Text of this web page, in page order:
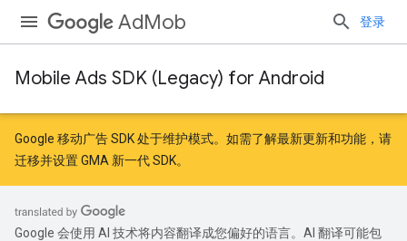
AdMob 登录
Mobile Ads SDK (Legacy) for Android
Google 移动广告 SDK 处于维护模式。如需了解最新更新和功能，请
迁移并设置 GMA 新一代 SDK。
Google 会使用 AI 技术将内容翻译成您偏好的语言。AI 翻译可能包